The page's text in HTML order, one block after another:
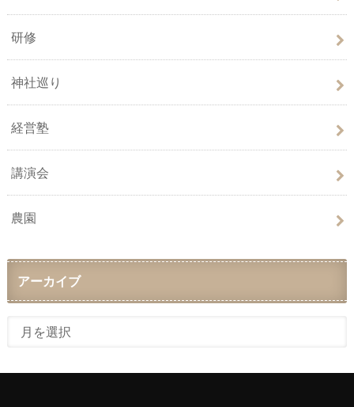
研修
神社巡り
経営塾
講演会
農園
アーカイブ